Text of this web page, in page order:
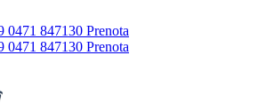
0471 847130 Prenota
0471 847130 Prenota